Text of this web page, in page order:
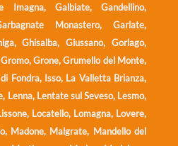
Imagna, Galbiate, Gandellino,
Monastero, Garlate,
Ghisalba, Giussano, Gorlago,
Grone, Grumello del Monte,
Fondra, Isso, La Valletta Brianza,
Lenna, Lentate sul Seveso, Lesmo,
Locatello, Lomagna, Lovere,
Madone, Malgrate, Mandello del